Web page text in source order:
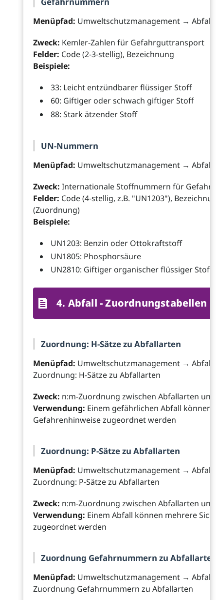
Menüpfad: Umweltschutzmanagement → Abfall
Zweck: Kemler-Zahlen für Gefahrguttransport
Felder: Code (2-3-stellig), Bezeichnung
Beispiele:
33: Leicht entzündbarer flüssiger Stoff
60: Giftiger oder schwach giftiger Stoff
88: Stark ätzender Stoff
UN-Nummern
Menüpfad: Umweltschutzmanagement → Abfall
Zweck: Internationale Stoffnummern für
Felder: Code (4-stellig, z.B. "UN1203"),
(Zuordnung)
Beispiele:
UN1203: Benzin oder Ottokraftstoff
UN1805: Phosphorsäure
UN2810: Giftiger organischer flüssiger Stoff
4. Abfall - Zuordnungstabellen
Zuordnung: H-Sätze zu Abfallarten
Menüpfad: Umweltschutzmanagement →
Zuordnung: H-Sätze zu Abfallarten
Zweck: n:m-Zuordnung zwischen Abfallarten und
Verwendung: Einem gefährlichen Abfall können
Gefahrenhinweise zugeordnet werden
Zuordnung: P-Sätze zu Abfallarten
Menüpfad: Umweltschutzmanagement →
Zuordnung: P-Sätze zu Abfallarten
Zweck: n:m-Zuordnung zwischen Abfallarten und
Verwendung: Einem Abfall können mehrere
zugeordnet werden
Zuordnung Gefahrnummern zu Abfallarten
Menüpfad: Umweltschutzmanagement →
Zuordnung Gefahrnummern zu Abfallarten